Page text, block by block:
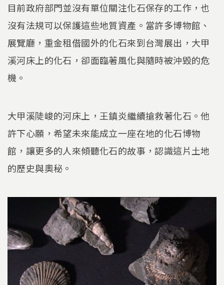
目前政府部門並沒有單位關注化石保存的工作，也
沒有法規可以保護這些地質資產。當許多博物館、
展覽廳，重金租借國外的化石來到台灣展出，大甲
溪河床上的化石，卻面臨著風化與隨時被沖毀的危
機。
大甲溪陡峻的河床上，王鎮炎繼續搶救著化石。他
許下心願，希望未來能成立一座在地的化石博物
館，讓更多的人來傾聽化石的故事，認識這片土地
的歷史與奧秘。